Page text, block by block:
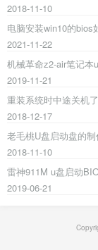
2018-11-10
电脑安装win10的bios
2021-11-22
机械革命z2-air笔记本
2019-11-21
重装系统时中途关机
2018-12-17
老毛桃U盘启动盘的
2018-11-10
雷神911M u盘启动
2019-06-21